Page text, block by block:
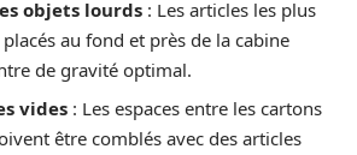
objets lourds : Les articles les plus
au fond et près de la cabine
de gravité optimal.
vides : Les espaces entre les cartons
être comblés avec des articles